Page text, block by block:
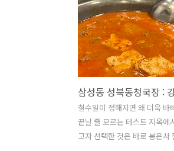
철수일이 정해지면 왜 더욱 바
끝날 줄 모르는 테스트 지옥에
고자 선택한 것은 바로 봉은사